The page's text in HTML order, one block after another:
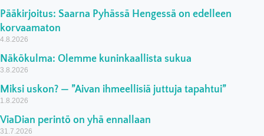
Pääkirjoitus: Saarna Pyhässä Hengessä on edelleen
korvaamaton
4.8.2026
Näkökulma: Olemme kuninkaallista sukua
3.8.2026
Miksi uskon? — ”Aivan ihmeellisiä juttuja tapahtui”
1.8.2026
ViaDian perintö on yhä ennallaan
31.7.2026